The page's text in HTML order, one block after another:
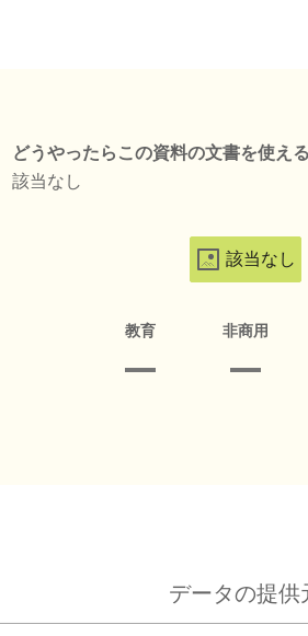
どうやったらこの資料の文書を使え
該当なし
該当なし
教育 非商用
データの提供